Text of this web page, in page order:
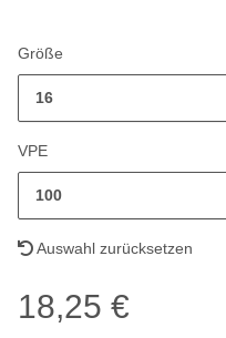
Größe
16
VPE
100
Auswahl zurücksetzen
18,25 €